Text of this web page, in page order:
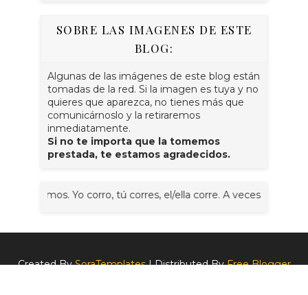
SOBRE LAS IMAGENES DE ESTE
BLOG:
Algunas de las imágenes de este blog están
tomadas de la red. Si la imagen es tuya y no
quieres que aparezca, no tienes más que
comunicárnoslo y la retiraremos
inmediatamente.
Si no te importa que la tomemos
prestada, te estamos agradecidos.
Yo corro, tú corres, el/ella corre. A veces juntos,
Created BySoraTemplates| Distributed ByFree Blogger